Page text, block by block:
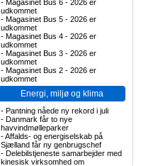
- Magasinet Bus 6 - 2026 er
udkommet
- Magasinet Bus 5 - 2026 er
udkommet
- Magasinet Bus 4 - 2026 er
udkommet
- Magasinet Bus 3 - 2026 er
udkommet
- Magasinet Bus 2 - 2026 er
udkommet
Energi, miljø og klima
- Pantning nåede ny rekord i juli
- Danmark får to nye
havvindmølleparker
-Affalds- og energiselskab på
Sjælland får ny genbrugschef
- Delebilstjeneste samarbejder med
kinesisk virksomhed om